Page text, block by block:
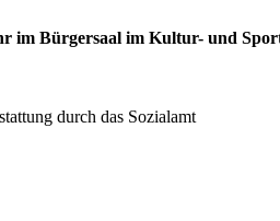
im Bürgersaal im Kultur- und
durch das Sozialamt